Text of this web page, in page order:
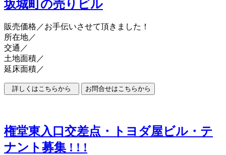
坂城町の売りビル
販売価格 ／お手伝いさせて頂きました！
所在地／
交通／
土地面積／
延床面積／
権堂東入口交差点・トヨダ屋ビル・テ
ナント募集 ! ! !